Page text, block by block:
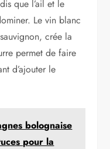
que l’ail et le
Le vin blanc
crée la
permet de faire
d’ajouter le
bolognaise
pour la